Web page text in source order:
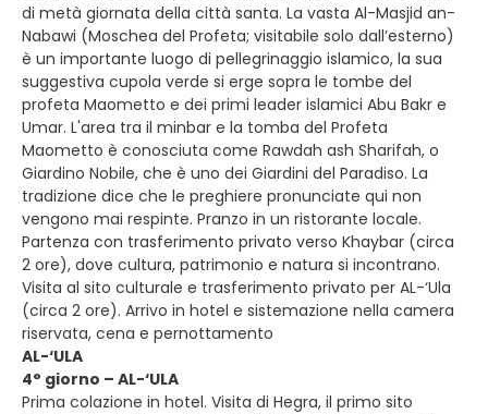
di metà giornata della città santa. La vasta Al-Masjid an-
Nabawi (Moschea del Profeta; visitabile solo dall’esterno)
è un importante luogo di pellegrinaggio islamico, la sua
suggestiva cupola verde si erge sopra le tombe del
profeta Maometto e dei primi leader islamici Abu Bakr e
Umar. L'area tra il minbar e la tomba del Profeta
Maometto è conosciuta come Rawdah ash Sharifah, o
Giardino Nobile, che è uno dei Giardini del Paradiso. La
tradizione dice che le preghiere pronunciate qui non
vengono mai respinte. Pranzo in un ristorante locale.
Partenza con trasferimento privato verso Khaybar (circa
2 ore), dove cultura, patrimonio e natura si incontrano.
Visita al sito culturale e trasferimento privato per AL-‘Ula
(circa 2 ore). Arrivo in hotel e sistemazione nella camera
riservata, cena e pernottamento
AL-‘ULA
4° giorno – AL-‘ULA
Prima colazione in hotel. Visita di Hegra, il primo sito